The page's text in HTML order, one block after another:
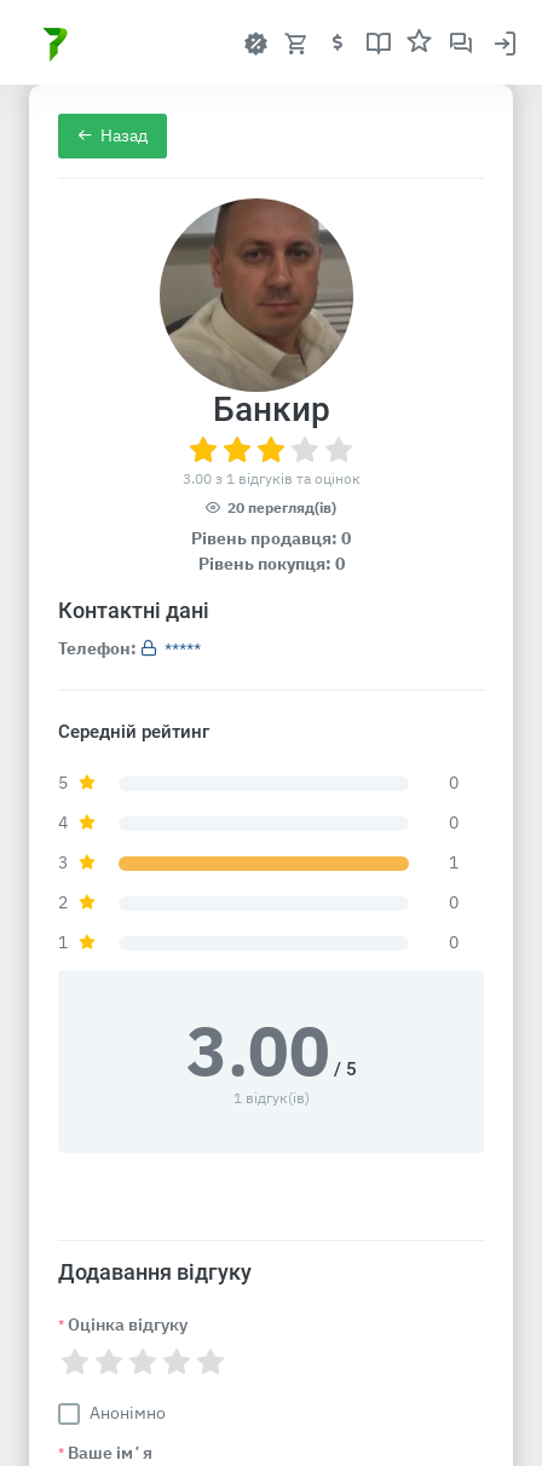
Назад
Банкир
3.00 з 1 відгуків та оцінок
20 перегляд(ів)
Рівень продавця: 0
Рівень покупця: 0
Контактні дані
Телефон: *****
Середній рейтинг
5
0
4
0
3
1
2
0
1
0
3.00 / 5
1 відгук(ів)
Додавання відгуку
* Оцінка відгуку
Анонімно
* Ваше імʼя